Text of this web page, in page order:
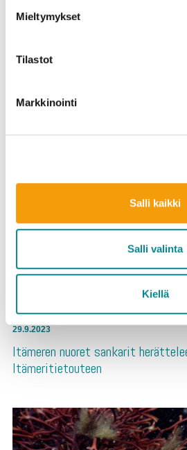
Mieltymykset
Tilastot
Markkinointi
Salli kaikki
Salli valinta
Kiellä
Ålandsbankenin Itämeriprojekti
miljoonaa euroa
29.9.2023
Itämeren nuoret sankarit
Itämeritietouteen